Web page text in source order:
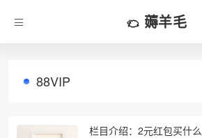
薅羊毛
88VIP
栏目介绍：2元红包买什么